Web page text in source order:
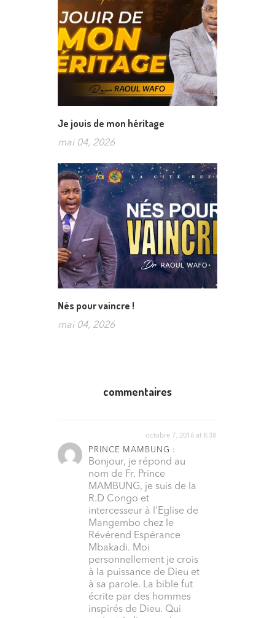
Je jouis de mon héritage
mai 04, 2026
Nés pour vaincre !
mai 04, 2026
commentaires
PRINCE MAMBUNG :
octobre 7, 2016 at 8:38
Bonjour, je répond au
nom de Fr. Prince
MAMBUNG, je suis de la
R.D Congo et
intercesseur à l’Eglise de
Mangembo chez le
Révérend Espérance
Mbakadi. Moi
personnellement je crois
à la puissance de Dieu et
à sa parole. La bible fut
écrite par des hommes
inspirés de Dieu. Qui